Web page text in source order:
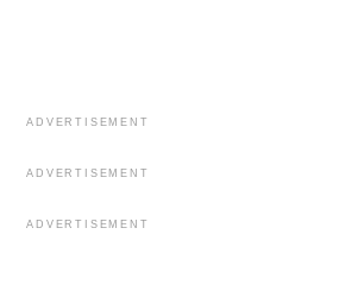
ADVERTISEMENT
ADVERTISEMENT
ADVERTISEMENT